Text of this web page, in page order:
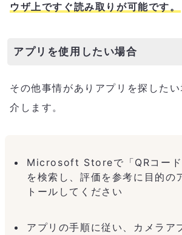
ウザ上ですぐ読み取りが可能です。
アプリを使用したい場合
その他事情がありアプリを探した
介します。
Microsoft Storeで「QRコード
を検索し、評価を参考に目的の
トールしてください
アプリの手順に従い、カメラア